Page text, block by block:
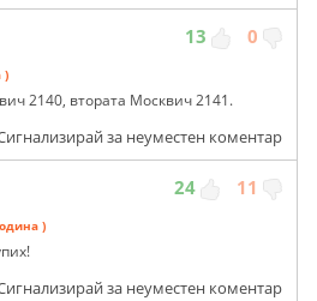
13 0
)
2140, втората Москвич 2141.
за неуместен коментар
24 11
)
за неуместен коментар